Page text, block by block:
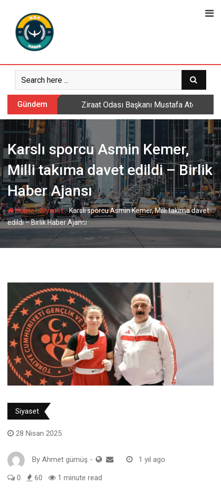
content
Gündem Ziraat Odası Başkanı Mustafa Ateş:
Karslı sporcu Asmin Kemer,
Milli takıma davet edildi – Birlik
Haber Ajansı
Home-Siyaset-Karslı sporcu Asmin Kemer, Milli takıma davet
edildi – Birlik Haber Ajansı
Siyaset
28 Nisan 2025
By Ahmet gümüş - 1 yıl ago
0 60 1 minute read